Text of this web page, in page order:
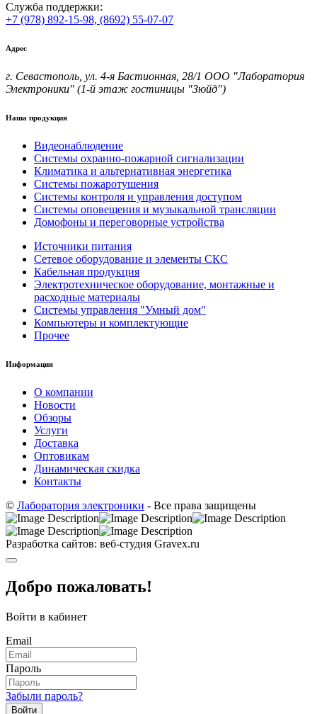
Служба поддержки:
+7 (978) 892-15-98, (8692) 55-07-07
Адрес
г. Севастополь, ул. 4-я Бастионная, 28/1 ООО "Лаборатория
Электроники" (1-й этаж гостиницы "Зюйд")
Наша продукция
Видеонаблюдение
Системы охранно-пожарной сигнализации
Климатика и альтернативная энергетика
Системы пожаротушения
Системы контроля и управления доступом
Системы оповещения и музыкальной трансляции
Домофоны и переговорные устройства
Источники питания
Сетевое оборудование и элементы СКС
Кабельная продукция
Электротехническое оборудование, монтажные и
расходные материалы
Системы управления "Умный дом"
Компьютеры и комплектующие
Прочее
Информация
О компании
Новости
Обзоры
Услуги
Доставка
Оптовикам
Динамическая скидка
Контакты
© Лаборатория электроники - Все права защищены
Разработка сайтов: веб-студия Gravex.ru
Добро пожаловать!
Войти в кабинет
Email
Пароль
Забыли пароль?
Войти